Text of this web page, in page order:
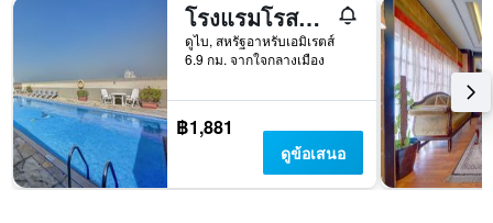
โรงแรมโรสการ์เด้น อพาร์ทเมนท์ - เบอร์ดูไบ
ดูไบ, สหรัฐอาหรับเอมิเรตส์
6.9 กม. จากใจกลางเมือง
฿1,881
ดูข้อเสนอ